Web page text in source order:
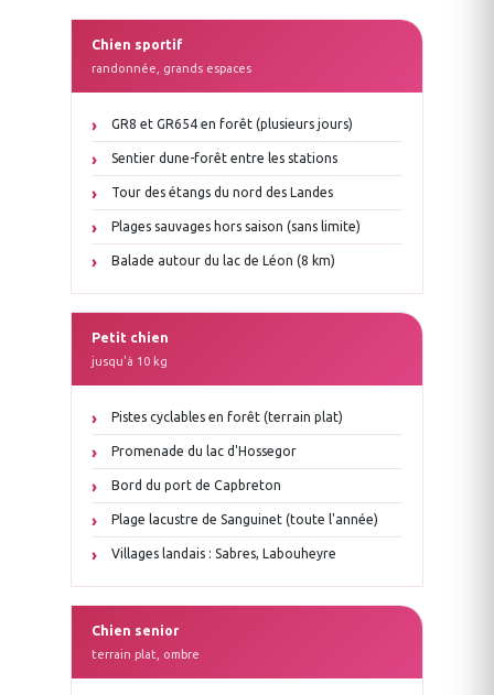
Chien sportif
randonnée, grands espaces
GR8 et GR654 en forêt (plusieurs jours)
Sentier dune-forêt entre les stations
Tour des étangs du nord des Landes
Plages sauvages hors saison (sans limite)
Balade autour du lac de Léon (8 km)
Petit chien
jusqu'à 10 kg
Pistes cyclables en forêt (terrain plat)
Promenade du lac d'Hossegor
Bord du port de Capbreton
Plage lacustre de Sanguinet (toute l'année)
Villages landais : Sabres, Labouheyre
Chien senior
terrain plat, ombre